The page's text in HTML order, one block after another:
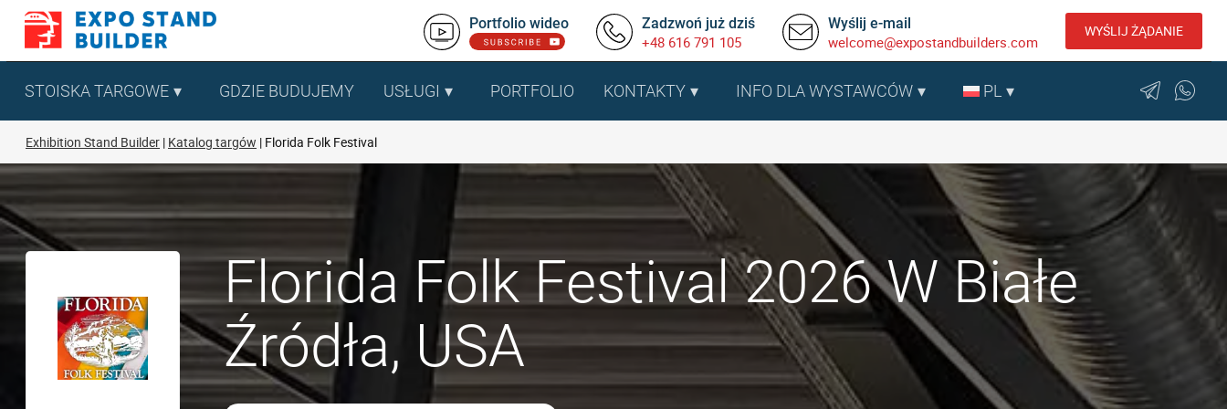
Skip
content
Portfolio wideo Zadzwoń już dziś
+48 616 791 105
Wyślij e-mail
welcome@expostandbuilders.com
WYŚLIJ ŻĄDANIE
STOISKA TARGOWE GDZIE BUDUJEMY USŁUGI PORTFOLIO KONTAKTY INFO DLA WYSTAWCÓW PL
Exhibition Stand Builder Katalog targów Florida Folk Festival
Florida Folk Festival 2026 W Białe
Źródła, USA